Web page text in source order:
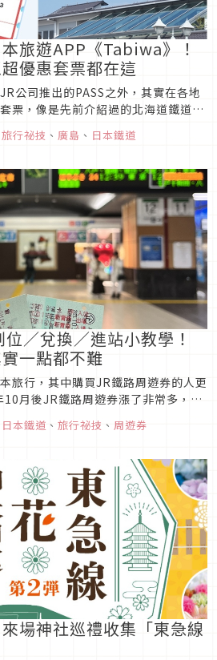
旅遊APP《Tabiwa》！
優惠套票都在這
公司推出的PASS之外，其實在各地
票，像是先前介紹過的北海道鐵道來
《Tabiwa》，北陸山陽山陰地區超
旅行祕技 、 廣島 、 日本鐵道
／兌換／進站小教學！
一點都不難
旅行，其中購買JR鐵路周遊券的人更
月後JR鐵路周遊券漲了非常多，畢
東日本也有線上官網可以訂購，無論
日本鐵道 、 旅行祕技 、 周遊券
場神社巡禮收集「東急線